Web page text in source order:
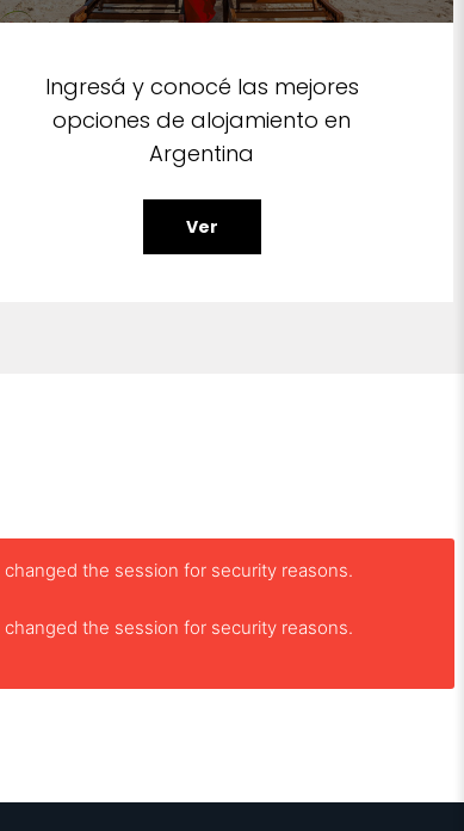
Ingresá y conocé las mejores
opciones de alojamiento en
Argentina
Ver
the session for security reasons.
the session for security reasons.